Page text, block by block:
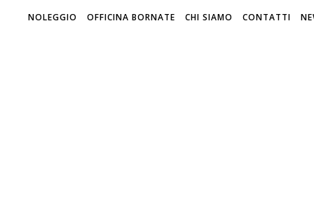
NOLEGGIO OFFICINA BORNATE CHI SIAMO CONTATTI